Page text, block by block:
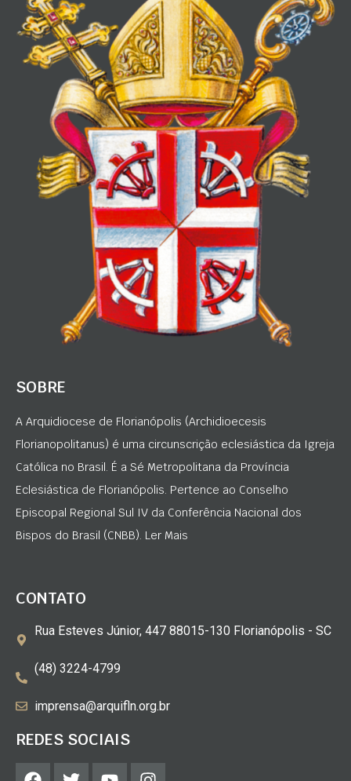
SOBRE
A Arquidiocese de Florianópolis (Archidioecesis
Florianopolitanus) é uma circunscrição eclesiástica da Igreja
Católica no Brasil. É a Sé Metropolitana da Província
Eclesiástica de Florianópolis. Pertence ao Conselho
Episcopal Regional Sul IV da Conferência Nacional dos
Bispos do Brasil (CNBB). Ler Mais
CONTATO
Rua Esteves Júnior, 447 88015-130 Florianópolis - SC
(48) 3224-4799
imprensa@arquifln.org.br
REDES SOCIAIS